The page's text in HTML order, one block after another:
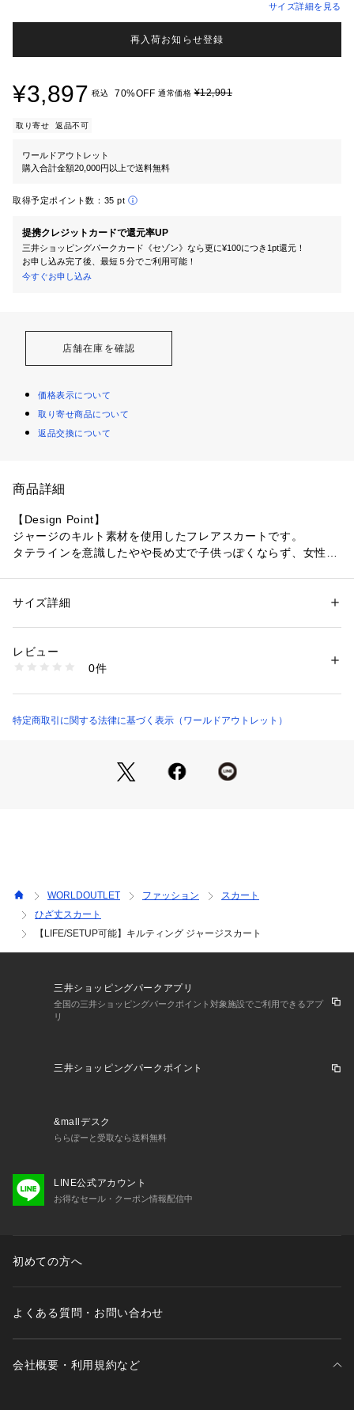
サイズ詳細を見る
再入荷お知らせ登録
¥3,897 税込 70%OFF 通常価格¥12,991
取り寄せ 返品不可
ワールドアウトレット
購入合計金額20,000円以上で送料無料
取得予定ポイント数： 35 pt
提携クレジットカードで還元率UP
三井ショッピングパークカード《セゾン》なら更に¥100につき1pt還元！
お申し込み完了後、最短５分でご利用可能！
今すぐお申し込み
店舗在庫を確認
価格表示について
取り寄せ商品について
返品交換について
商品詳細
【Design Point】
ジャージのキルト素材を使用したフレアスカートです。
タテラインを意識したやや長め丈で子供っぽくならず、女性ら
ワンピース見えするこなれた印象のスタイリングが完成しま
77％使用）した糸を使用したキルトジャカード素材になりま
性別：レディース
素材：表側・裏側: コットン100％ 中糸 ポリエステル100％（コットンの
生産国：中国製
1096000001623
サイズ詳細
レビュー
0件
特定商取引に関する法律に基づく表示（ワールドアウトレット）
WORLDOUTLET ファッション
スカート
ひざ丈スカート
【LIFE/SETUP可能】キルティング ジャージスカート
三井ショッピングパークアプリ
全国の三井ショッピングパークポイント対象施設でご利用できるアプ
リ
三井ショッピングパークポイント
&mallデスク
ららぽーと受取なら送料無料
LINE公式アカウント
お得なセール・クーポン情報配信中
初めての方へ
よくある質問・お問い合わせ
会社概要・利用規約など